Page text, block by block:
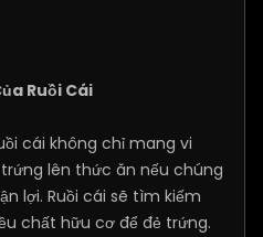
Ruồi Cái
cái không chỉ mang vi
lên thức ăn nếu chúng
lợi. Ruồi cái sẽ tìm kiếm
chất hữu cơ để đẻ trứng.